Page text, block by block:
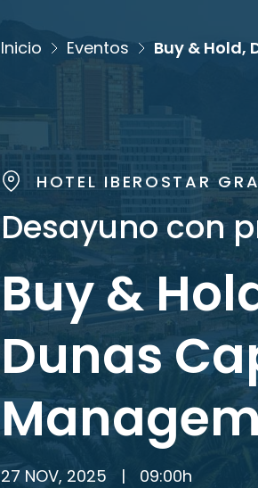
Inicio Eventos
HOTEL IBEROSTAR
Desayuno con
Buy &
Dunas
27 NOV, 2025 | 09:00h